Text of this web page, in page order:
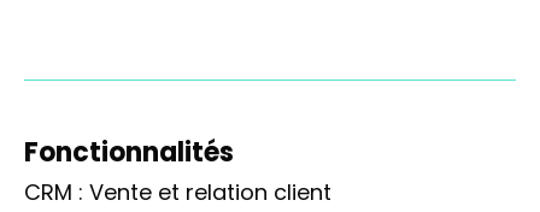
Fonctionnalités
CRM : Vente et relation client